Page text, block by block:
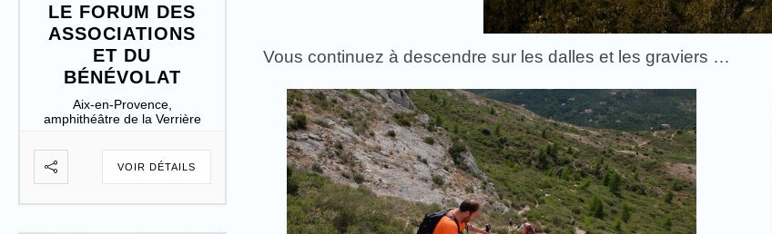
Vous continuez à descendre sur les dalles et les graviers …
LE FORUM DES
ASSOCIATIONS
ET DU
BÉNÉVOLAT
Aix-en-Provence,
amphithéâtre de la Verrière
VOIR DÉTAILS